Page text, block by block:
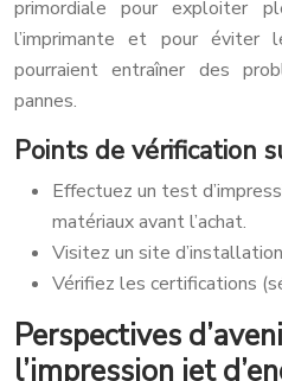
primordiale pour exploiter
l’imprimante et pour éviter
pourraient entraîner des
pannes.
Points de vérification
Effectuez un test
matériaux avant l’achat.
Visitez un site
Vérifiez les certifications
Perspectives
l’impression jet